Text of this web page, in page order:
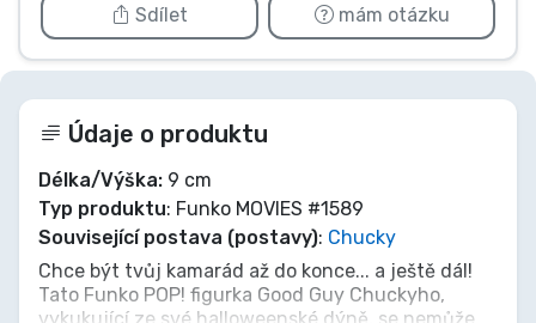
Sdílet mám otázku
Údaje o produktu
Délka/Výška: 9 cm
Typ produktu: Funko MOVIES #1589
Související postava (postavy): Chucky
Chce být tvůj kamarád až do konce... a ještě dál!
Tato Funko POP! figurka Good Guy Chuckyho,
vykukující ze své halloweenské dýně, se nemůže